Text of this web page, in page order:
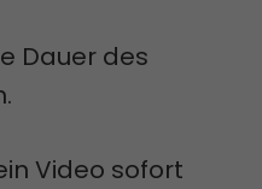
Dauer des
Video sofort